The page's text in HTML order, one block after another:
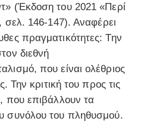
(Έκδοση του 2021 «Περί
σελ. 146-147). Αναφέρει
πραγματικότητες: Την
διεθνή
που είναι ολέθριος
Την κριτική του προς τις
που επιβάλλουν τα
συνόλου του πληθυσμού.